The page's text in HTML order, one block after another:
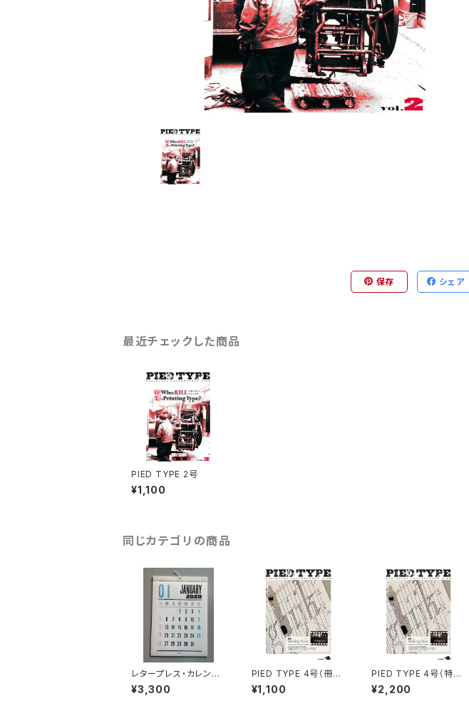
保存 シェア
最近チェックした商品
PIED TYPE 2号
¥1,100
同じカテゴリの商品
レタープレス・カレンダ
ー2021年（日本版）予
約販売
¥3,300
PIED TYPE 4号（冊子
のみ） 2020年11月2
日発行
¥1,100
PIED TYPE 4号（特典
映像付き）2020年11月
2日発行
¥2,200